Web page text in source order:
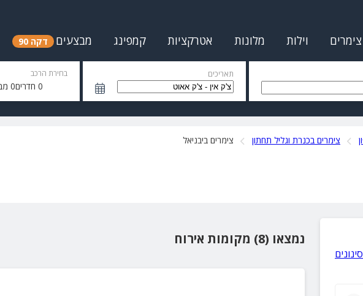
צימרים וילות מלונות אטרקציות קמפינג מבצעים דקה 90
תאריכים בחירת הרכב
0חדרים0
צימרים בכנרת וגליל תחתון צימרים ביבניאל
נמצאו (8) מקומות אירוח